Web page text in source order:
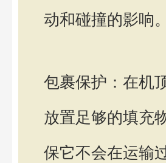
动和碰撞的影响。
包裹保护：在机
放置足够的填充
保它不会在运输